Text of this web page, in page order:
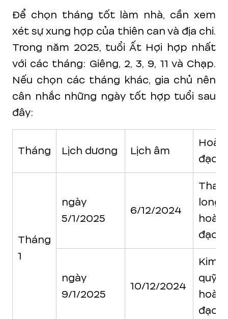
Để chọn tháng tốt làm nhà, cần xem
xét sự xung hợp của thiên can và địa chi.
Trong năm 2025, tuổi Ất Hợi hợp nhất
với các tháng: Giêng, 2, 3, 9, 11 và Chạp.
Nếu chọn các tháng khác, gia chủ nên
cân nhắc những ngày tốt hợp tuổi sau
đây:
Tháng Lịch dương Lịch âm
đạo
Tháng
1
ngày
5/1/2025
6/12/2024
long
đạo
ngày
9/1/2025
10/12/2024
Kim
quỹ
đạo